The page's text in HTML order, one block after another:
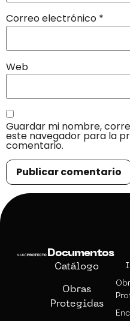
Correo electrónico *
Web
Guardar mi nombre,
este navegador para la
comentario.
Documentos
Catálogo
Obras
Protegidas